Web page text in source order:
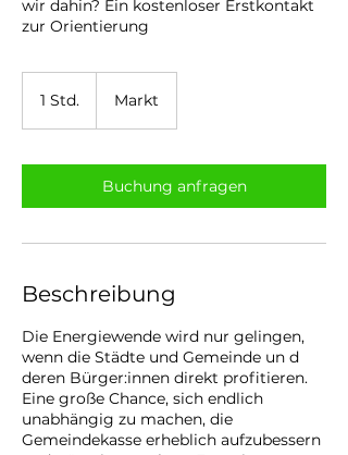
wir dahin? Ein kostenloser Erstkontakt
zur Orientierung
1 Std.
d
Markt
Buchung anfragen
Beschreibung
Die Energiewende wird nur gelingen,
wenn die Städte und Gemeinde un d
deren Bürger:innen direkt profitieren.
Eine große Chance, sich endlich
unabhängig zu machen, die
Gemeindekasse erheblich aufzubessern